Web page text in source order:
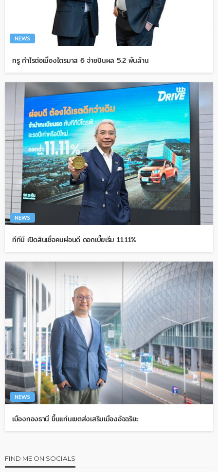
NEWS
ทรู กำไรต่อเนื่องไตรมาส 6 จ่ายปันผล 5.2 พันล้าน
NEWS
ทีทีบี เปิดสินเชื่อคนผ่อนดี ดอกเบี้ยเริ่ม 11.11%
NEWS
เมืองทองธานี ขึ้นแท่นเขตส่งเสริมเมืองอัจฉริยะ
FIND ME ON SOCIALS